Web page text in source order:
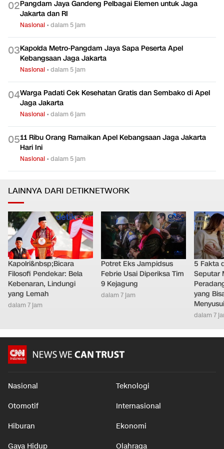
02Pangdam Jaya Gandeng Pelbagai Elemen untuk Jaga
Jakarta dan RI
Nasional •dalam 5 jam
03Kapolda Metro-Pangdam Jaya Sapa Peserta Apel
Kebangsaan Jaga Jakarta
Nasional •dalam 5 jam
04Warga Padati Cek Kesehatan Gratis dan Sembako di Apel
Jaga Jakarta
Nasional •dalam 6 jam
0511 Ribu Orang Ramaikan Apel Kebangsaan Jaga Jakarta
Hari Ini
Nasional •dalam 5 jam
LAINNYA DARI DETIKNETWORK
Kapolri&nbsp;Bicara
Filosofi Pendekar: Bela
Kebenaran, Lindungi
yang Lemah
dalam 7 jam
Potret Eks Jampidsus
Febrie Usai Diperiksa Tim
9 Kejagung
dalam 7 jam
5 Fakta
Seputar
yang
Menyusui
dalam 7
Nasional Teknologi
Otomotif Internasional
Hiburan Ekonomi
Gaya Hidup Olahraga